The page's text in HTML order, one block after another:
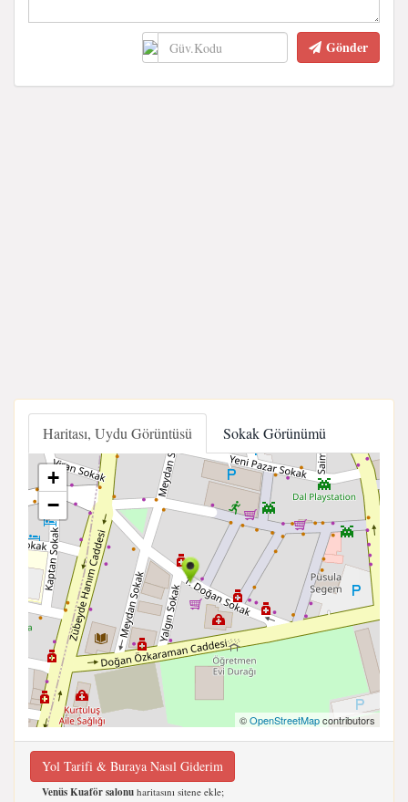
Gönder
Haritası, Uydu Görüntüsü Sokak Görünümü
+
−
©OpenStreetMapcontributors
Yol Tarifi & Buraya Nasıl Giderim
Venüs Kuaför salonu haritasını sitene ekle;